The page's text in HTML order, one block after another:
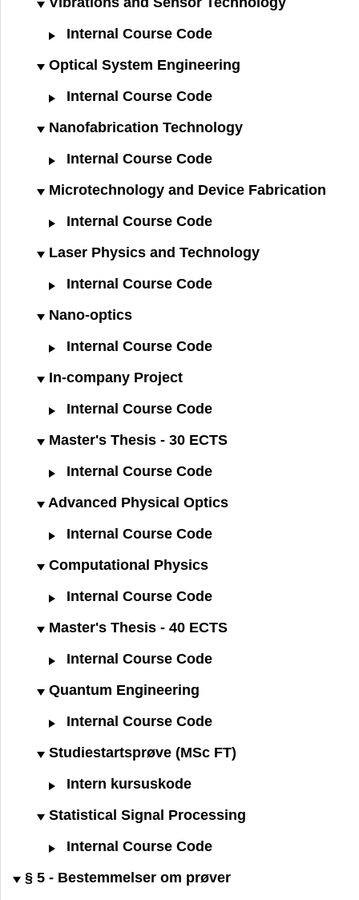
Internal Course Code
Optical System Engineering
Internal Course Code
Nanofabrication Technology
Internal Course Code
Microtechnology and Device Fabrication
Internal Course Code
Laser Physics and Technology
Internal Course Code
Nano-optics
Internal Course Code
In-company Project
Internal Course Code
Master's Thesis - 30 ECTS
Internal Course Code
Advanced Physical Optics
Internal Course Code
Computational Physics
Internal Course Code
Master's Thesis - 40 ECTS
Internal Course Code
Quantum Engineering
Internal Course Code
Studiestartsprøve (MSc FT)
Intern kursuskode
Statistical Signal Processing
Internal Course Code
§ 5 - Bestemmelser om prøver